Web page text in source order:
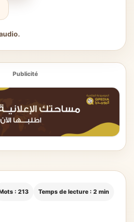
Publicité
: 213 Temps de lecture : 2 min